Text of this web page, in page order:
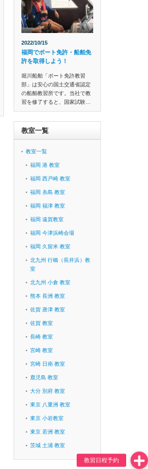
2022/10/15
福岡でボート免許・船舶免
許を取得しよう！
堀川船舶「ボート免許教習
部」は安心の国土交通省認定
の船舶教習所です。当社で教
習を修了すると、国家試験…
教室一覧
教室一覧
福岡 港 教室
福岡 西戸崎 教室
福岡 糸島 教室
福岡 福津 教室
福岡 遠賀教室
福岡 今津浜崎会場
福岡 久留米 教室
北九州 行橋（長井浜）教
室
北九州 小倉 教室
熊本 長洲 教室
佐賀 唐津 教室
佐賀 教室
長崎 教室
宮崎 教室
宮崎 日南 教室
鹿児島 教室
大分 別府 教室
東京 八重洲 教室
東京 小岩教室
東京 若洲 教室
茨城 土浦 教室